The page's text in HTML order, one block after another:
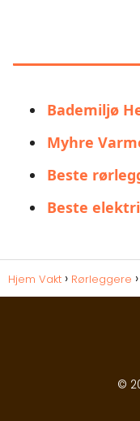
Bademiljø
Myhre
Beste
Beste
Hjem Vakt Rørleggere
©